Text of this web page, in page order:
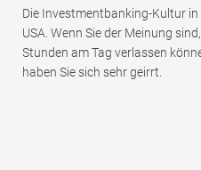
Die Investmentbanking-Kultur
USA. Wenn Sie der Meinung
Stunden am Tag verlassen
haben Sie sich sehr geirrt.